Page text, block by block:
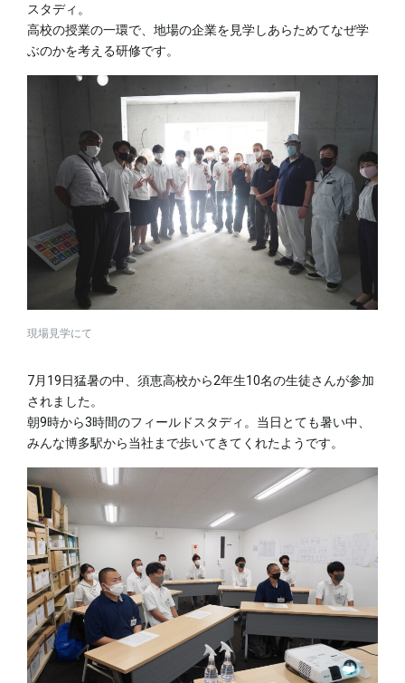
スタディ。
高校の授業の一環で、地場の企業を見学しあらためてなぜ学
ぶのかを考える研修です。
現場見学にて
7月19日猛暑の中、須恵高校から2年生10名の生徒さんが参加
されました。
朝9時から3時間のフィールドスタディ。当日とても暑い中、
みんな博多駅から当社まで歩いてきてくれたようです。